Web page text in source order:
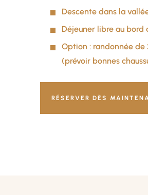
Descente dans la
Déjeuner libre au bord
Option : randonnée de
(prévoir bonnes
RÉSERVER DÈS